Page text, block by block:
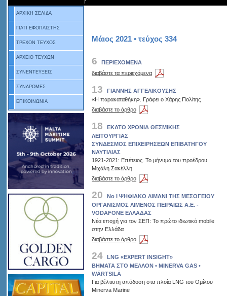
ΑΡΧΙΚΗ ΣΕΛΙΔΑ
ΓΙΑΤΙ ΕΦΟΠΛΙΣΤΗΣ
ΤΡΕΧΟΝ ΤΕΥΧΟΣ
ΑΡΧΕΙΟ ΤΕΥΧΩΝ
ΣΥΝΕΝΤΕΥΞΕΙΣ
ΣΥΝΔΡΟΜΕΣ
ΕΠΙΚΟΙΝΩΝΙΑ
Μάιος 2021 • τεύχος 334
6
ΠΕΡΙΕΧΟΜΕΝΑ
διαβάστε τα περιεχόμενα
13
ΓΙΑΝΝΗΣ ΑΓΓΕΛΙΚΟΥΣΗΣ
«Η παρακαταθήκη». Γράφει ο Χάρης Πολίτης
διαβάστε το άρθρο
18
ΕΚΑΤΟ ΧΡΟΝΙΑ ΘΕΣΜΙΚΗΣ
ΛΕΙΤΟΥΡΓΙΑΣ
ΣΥΝΔΕΣΜΟΣ ΕΠΙΧΕΙΡΗΣΕΩΝ ΕΠΙΒΑΤΗΓΟΥ
ΝΑΥΤΙΛΙΑΣ
1921-2021: Επέτειος. Το μήνυμα του προέδρου
Μιχάλη Σακέλλη
διαβάστε το άρθρο
20
Νο Ι ΨΗΦΙΑΚΟ ΛΙΜΑΝΙ ΤΗΣ ΜΕΣΟΓΕΙΟΥ
ΟΡΓΑΝΙΣΜΟΣ ΛΙΜΕΝΟΣ ΠΕΙΡΑΙΩΣ Α.Ε. -
VODAFONE ΕΛΛΑΔΑΣ
Νέα εποχή για τον ΣΕΠ: Το πρώτο ιδιωτικό mobile
στην Ελλάδα
διαβάστε το άρθρο
24
LNG «EXPERT INSIGHT»
ΒΗΜΑΤΑ ΣΤΟ ΜΕΛΛΟΝ • MINERVA GAS •
WÄRTSILÄ
Για βέλτιστη απόδοση στα πλοία LNG του Ομίλου
Minerva Marine